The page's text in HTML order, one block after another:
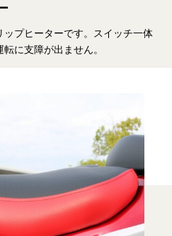
プヒーターです。スイッチ一体
に支障が出ません。